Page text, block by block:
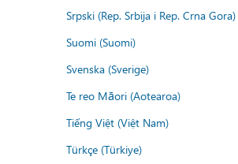
Srpski (Rep. Srbija i Rep. Crna Gora)
Suomi (Suomi)
Svenska (Sverige)
Te reo Māori (Aotearoa)
Tiếng Việt (Việt Nam)
Türkçe (Türkiye)